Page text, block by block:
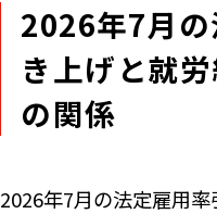
2026年7月
き上げと就
の関係
2026年7月の法定雇用